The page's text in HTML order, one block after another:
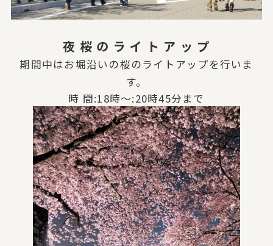
夜 桜 の ラ イ ト ア ッ プ
期間中はお堀沿いの桜のライトアップを行いま
す。
時 間:18時～:20時45分まで